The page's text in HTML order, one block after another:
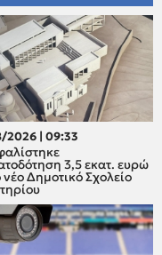
2026 | 09:33
3,5 εκατ. ευρώ
νέο Δημοτικό Σχολείο